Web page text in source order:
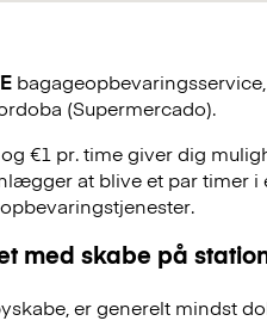
(Supermercado).
og €1 pr. time giver dig
at blive et par timer
med skabe på
er generelt mindst